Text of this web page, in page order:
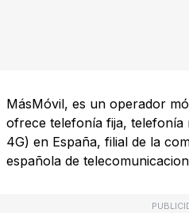
MásMóvil, es un operador
ofrece telefonía fija,
4G) en España, filial de la
española de